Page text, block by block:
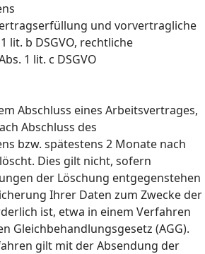
und vorvertragliche
lit. b DSGVO, rechtliche
1 lit. c DSGVO
Abschluss eines Arbeitsvertrages,
Abschluss des
bzw. spätestens 2 Monate nach
Dies gilt nicht, sofern
der Löschung entgegenstehen
Ihrer Daten zum Zwecke der
ist, etwa in einem Verfahren
Gleichbehandlungsgesetz (AGG).
gilt mit der Absendung der